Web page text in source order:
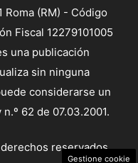
Roma (RM) - Código
Fiscal 12279101005
una publicación
sin ninguna
considerarse un
62 de 07.03.2001.
reservados
Gestione cookie